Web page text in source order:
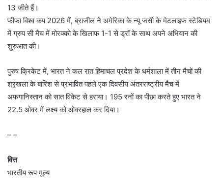
13 जीते हैं।
फीफा विश्व कप 2026 में, ब्राजील ने अमेरिका के न्यू जर्सी के मेटलाइफ स्टेडियम
में ग्रुप सी मैच में मोरक्को के खिलाफ 1-1 से ड्रॉ के साथ अपने अभियान की
शुरुआत की।
पुरुष क्रिकेट में, भारत ने कल रात हिमाचल प्रदेश के धर्मशाला में तीन मैचों की
श्रृंखला के बारिश से प्रभावित पहले एक दिवसीय अंतरराष्ट्रीय मैच में
अफगानिस्तान को सात विकेट से हराया। 195 रनों का पीछा करते हुए भारत ने
22.5 ओवर में लक्ष्य को ओवरहाल कर दिया।
– –
वित्त
भारतीय रूप मूल्य